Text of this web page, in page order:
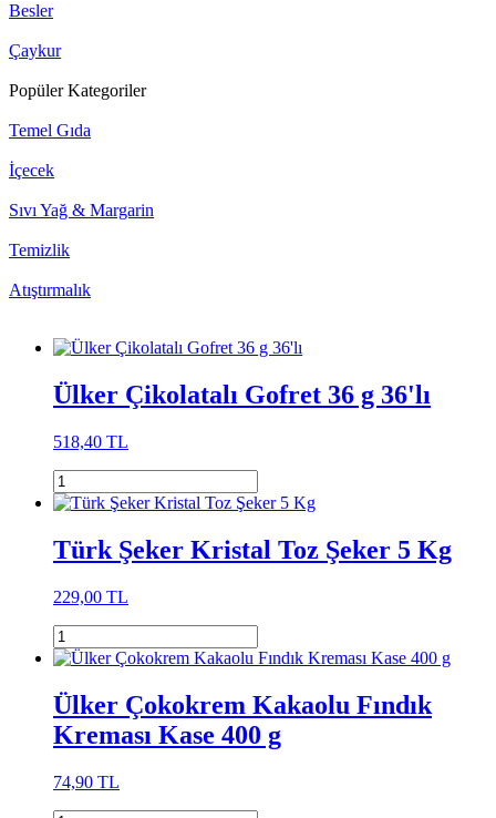
Besler
Çaykur
Popüler Kategoriler
Temel Gıda
İçecek
Sıvı Yağ & Margarin
Temizlik
Atıştırmalık
Ülker Çikolatalı Gofret 36 g 36'lı
518,40 TL
Türk Şeker Kristal Toz Şeker 5 Kg
229,00 TL
Ülker Çokokrem Kakaolu Fındık
Kreması Kase 400 g
74,90 TL